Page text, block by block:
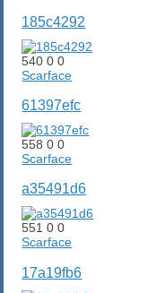
185c4292
54000
Scarface
61397efc
55800
Scarface
a35491d6
55100
Scarface
17a19fb6